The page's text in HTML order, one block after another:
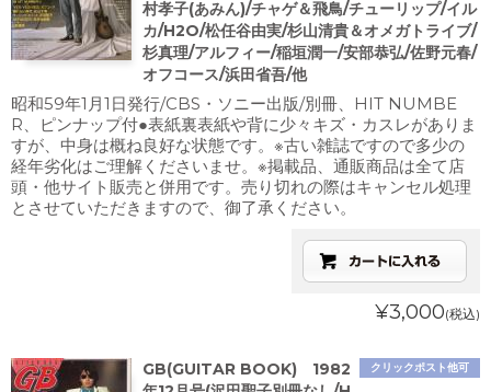
村孝子(あみん)/チャゲ＆飛鳥/チューリップ/イル
カ/H2O/松任谷由実/杉山清貴＆オメガトライブ/
杉真理/アルフィー/稲垣潤一/安部恭弘/佐野元春/
オフコース/浜田省吾/他
昭和59年1月1日発行/CBS・ソニー出版/別冊、HIT NUMBE
R、ピンナップ付●表紙裏表紙や背に少々キズ・カスレがありま
すが、中身は概ね良好な状態です。※古い雑誌ですので多少の
経年劣化はご理解くださいませ。※掲載品、通販商品は全て店
頭・他サイト販売と併用です。売り切れの際はキャンセル処理
とさせていただきますので、御了承ください。
¥3,000(税込)
クリックポスト他可
GB(GUITAR BOOK) 1982